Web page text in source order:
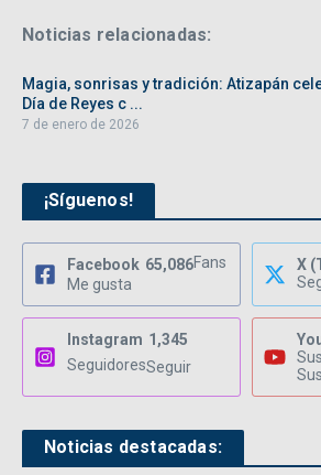
Noticias relacionadas:
Magia, sonrisas y tradición: Atizapán
Día de Reyes c ...
7 de enero de 2026
¡Síguenos!
Facebook 65,086Fans
Me gusta
X
Instagram 1,345
SeguidoresSeguir
Noticias destacadas: